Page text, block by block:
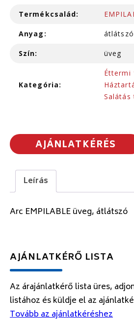
Termékcsalád:
Anyag: átlátszó
Szín: üveg
Kategória:
Éttermi
Salátás
AJÁNLATKÉRÉS
Leírás
Arc EMPILABLE üveg, átlátszó
AJÁNLATKÉRŐ LISTA
Az árajánlatkérő lista üres,
listához és küldje el az
Tovább az ajánlatkéréshez